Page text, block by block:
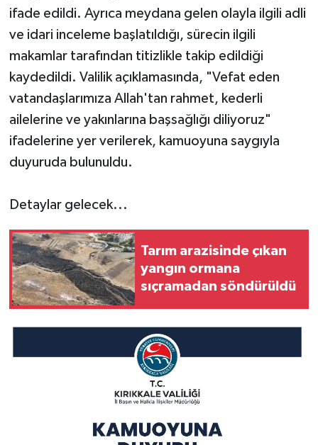
ifade edildi. Ayrıca meydana gelen olayla ilgili adli
ve idari inceleme başlatıldığı, sürecin ilgili
makamlar tarafından titizlikle takip edildiği
kaydedildi. Valilik açıklamasında, "Vefat eden
vatandaşlarımıza Allah'tan rahmet, kederli
ailelerine ve yakınlarına başsağlığı diliyoruz"
ifadelerine yer verilerek, kamuoyuna saygıyla
duyuruda bulunuldu.
Detaylar gelecek...
Tarım arazisinde çıkan
yangın ormana
sıçramadan söndürüldü